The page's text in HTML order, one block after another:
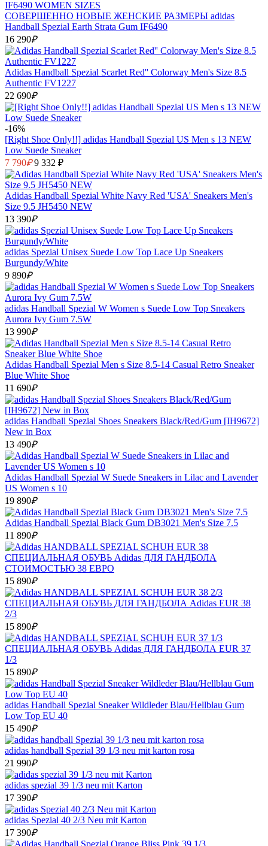
СОВЕРШЕННО НОВЫЕ ЖЕНСКИЕ РАЗМЕРЫ adidas
Handball Spezial Earth Strata Gum IF6490
16 290₽
Adidas Handball Spezial Scarlet Red'' Colorway Men's Size 8.5
Authentic FV1227
22 690₽
-16%
[Right Shoe Only!!] adidas Handball Spezial US Men s 13 NEW
Low Suede Sneaker
7 790₽ 9 332 ₽
Adidas Handball Spezial White Navy Red 'USA' Sneakers Men's
Size 9.5 JH5450 NEW
13 390₽
adidas Spezial Unisex Suede Low Top Lace Up Sneakers
Burgundy/White
9 890₽
adidas Handball Spezial W Women s Suede Low Top Sneakers
Aurora Ivy Gum 7.5W
13 990₽
Adidas Handball Spezial Men s Size 8.5-14 Casual Retro Sneaker
Blue White Shoe
11 690₽
adidas Handball Spezial Shoes Sneakers Black/Red/Gum [IH9672]
New in Box
13 490₽
Adidas Handball Spezial W Suede Sneakers in Lilac and Lavender
US Women s 10
19 890₽
Adidas Handball Spezial Black Gum DB3021 Men's Size 7.5
11 890₽
СПЕЦИАЛЬНАЯ ОБУВЬ Adidas ДЛЯ ГАНДБОЛА
СТОИМОСТЬЮ 38 ЕВРО
15 890₽
СПЕЦИАЛЬНАЯ ОБУВЬ ДЛЯ ГАНДБОЛА Adidas EUR 38
2/3
15 890₽
СПЕЦИАЛЬНАЯ ОБУВЬ Adidas ДЛЯ ГАНДБОЛА EUR 37
1/3
15 890₽
adidas Handball Spezial Sneaker Wildleder Blau/Hellblau Gum
Low Top EU 40
15 490₽
adidas handball Spezial 39 1/3 neu mit karton rosa
21 990₽
adidas spezial 39 1/3 neu mit Karton
17 390₽
adidas Spezial 40 2/3 Neu mit Karton
17 390₽